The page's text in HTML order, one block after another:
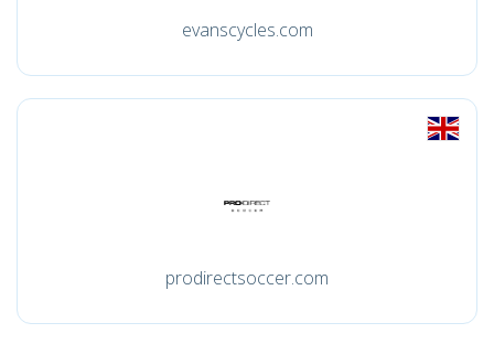
evanscycles.com
prodirectsoccer.com